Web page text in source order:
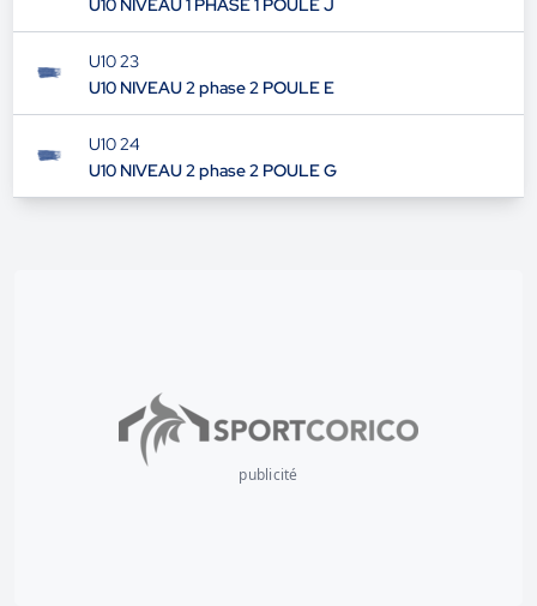
U10 NIVEAU 1 PHASE 1 POULE J
U10 23
U10 NIVEAU 2 phase 2 POULE E
U10 24
U10 NIVEAU 2 phase 2 POULE G
publicité